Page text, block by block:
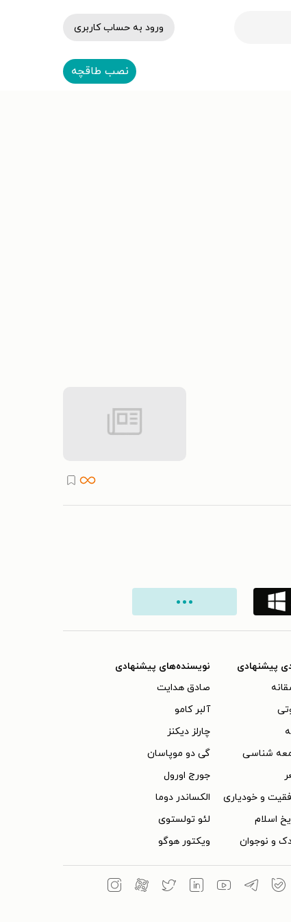
ورود به حساب کاربری
نصب طاقچه
پیشنهادی
شناسی
و خودیاری
اسلام
و نوجوان
نویسنده‌های پیشنهادی
صادق هدایت
آلبر کامو
چارلز دیکنز
گی دو موپاسان
جورج اورول
الکساندر دوما
لئو تولستوی
ویکتور هوگو